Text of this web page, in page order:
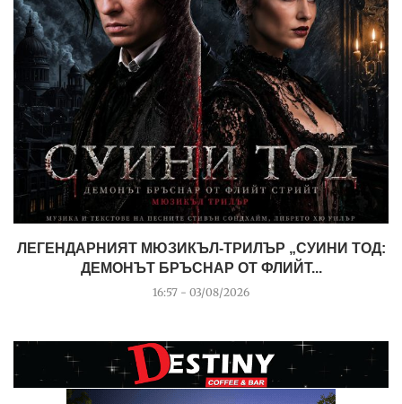
ЛЕГЕНДАРНИЯТ МЮЗИКЪЛ-ТРИЛЪР „СУИНИ ТОД:
ДЕМОНЪТ БРЪСНАР ОТ ФЛИЙТ...
16:57 - 03/08/2026